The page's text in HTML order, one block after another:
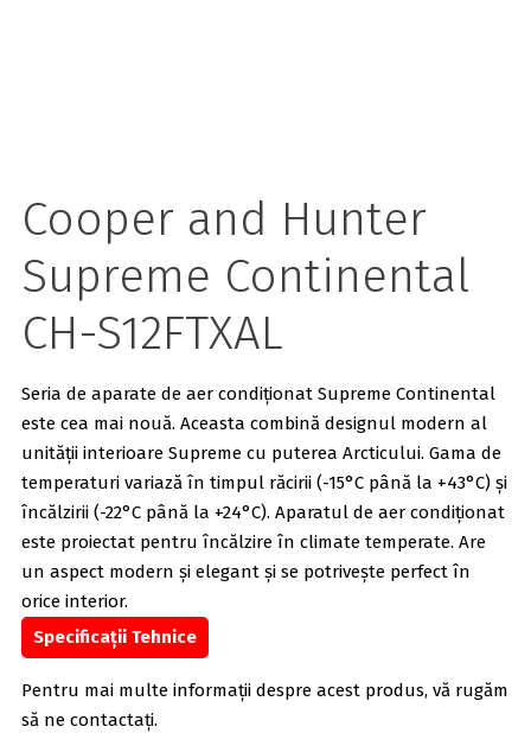
Cooper and Hunter
Supreme Continental
CH-S12FTXAL
Seria de aparate de aer condiționat Supreme Continental
este cea mai nouă. Aceasta combină designul modern al
unității interioare Supreme cu puterea Arcticului. Gama de
temperaturi variază în timpul răcirii (-15°C până la +43°C) și
încălzirii (-22°C până la +24°C). Aparatul de aer condiționat
este proiectat pentru încălzire în climate temperate. Are
un aspect modern și elegant și se potrivește perfect în
orice interior.
Specificații Tehnice
Pentru mai multe informații despre acest produs, vă rugăm
să ne contactați.